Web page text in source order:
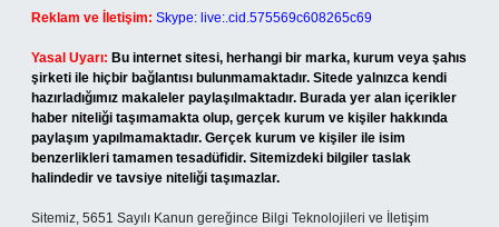
Reklam ve İletişim: Skype: live:.cid.575569c608265c69
Yasal Uyarı: Bu internet sitesi, herhangi bir marka, kurum veya şahıs
şirketi ile hiçbir bağlantısı bulunmamaktadır. Sitede yalnızca kendi
hazırladığımız makaleler paylaşılmaktadır. Burada yer alan içerikler
haber niteliği taşımamakta olup, gerçek kurum ve kişiler hakkında
paylaşım yapılmamaktadır. Gerçek kurum ve kişiler ile isim
benzerlikleri tamamen tesadüfidir. Sitemizdeki bilgiler taslak
halindedir ve tavsiye niteliği taşımazlar.
Sitemiz, 5651 Sayılı Kanun gereğince Bilgi Teknolojileri ve İletişim